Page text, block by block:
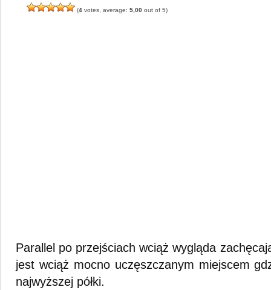
(4 votes, average: 5,00 out of 5)
Parallel po przejściach wciąż wygląda
jest wciąż mocno uczęszczanym miejscem
najwyższej półki.